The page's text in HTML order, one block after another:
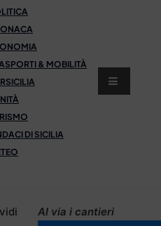
& MOBILITÀ
DI SICILIA
Al via i cantieri